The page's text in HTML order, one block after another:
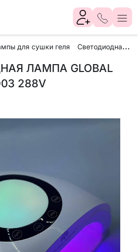
для сушки геля С
ветодиодная лампа GLOBAL FASHION GF-D03 288V
ЛАМПА GLOBAL
288V